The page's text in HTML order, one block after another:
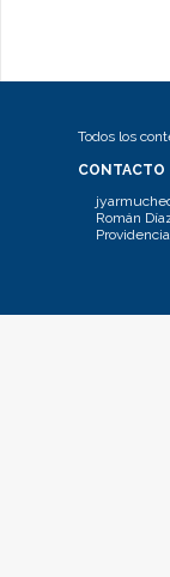
Todos los
CONTACTO
Román